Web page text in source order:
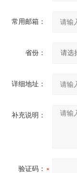
常用邮箱：
省份：
详细地址：
补充说明：
验证码：